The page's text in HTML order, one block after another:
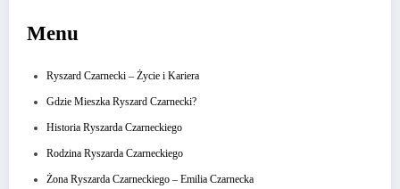
Menu
Ryszard Czarnecki – Życie i Kariera
Gdzie Mieszka Ryszard Czarnecki?
Historia Ryszarda Czarneckiego
Rodzina Ryszarda Czarneckiego
Żona Ryszarda Czarneckiego – Emilia Czarnecka